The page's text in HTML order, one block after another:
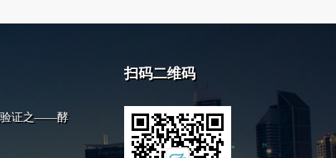
验证之­­——酵
扫码二维码